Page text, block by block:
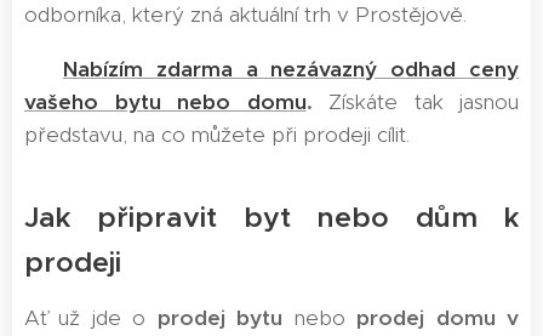
odborníka, který zná aktuální trh v Prostějově.
Nabízím zdarma a nezávazný odhad ceny
vašeho bytu nebo domu. Získáte tak jasnou
představu, na co můžete při prodeji cílit.
Jak připravit byt nebo dům k
prodeji
Ať už jde o prodej bytu nebo prodej domu v